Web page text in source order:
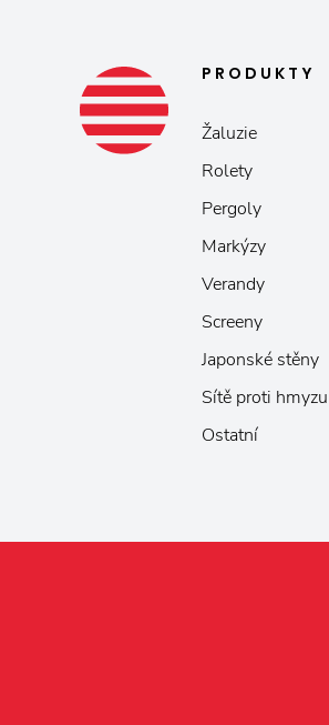
PRODUKTY
Žaluzie
Rolety
Pergoly
Markýzy
Verandy
Screeny
Japonské stěny
Sítě proti hmyzu
Ostatní